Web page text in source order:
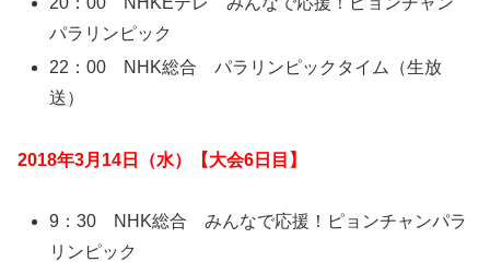
パラリンピック
22：00 NHK総合 パラリンピックタイム（生放
送）
2018年3月14日（水）【大会6日目】
9：30 NHK総合 みんなで応援！ピョンチャンパラ
リンピック